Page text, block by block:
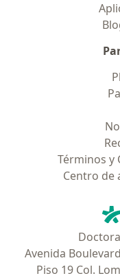
Términos y
Centro de
Avenida
Piso 19 Col.